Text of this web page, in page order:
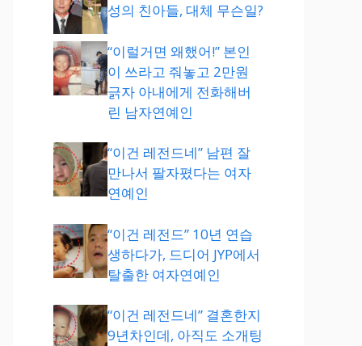
성의 친아들, 대체 무슨일?
“이럴거면 왜했어!” 본인
이 쓰라고 줘놓고 2만원
긁자 아내에게 전화해버
린 남자연예인
“이건 레전드네” 남편 잘
만나서 팔자폈다는 여자
연예인
“이건 레전드” 10년 연습
생하다가, 드디어 JYP에서
탈출한 여자연예인
“이건 레전드네” 결혼한지
9년차인데, 아직도 소개팅